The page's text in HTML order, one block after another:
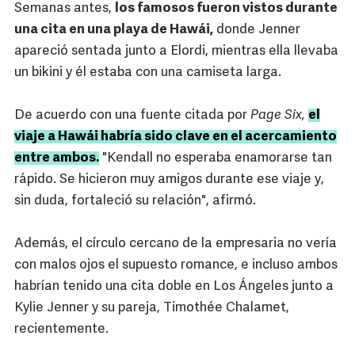
Semanas antes,
los famosos fueron vistos durante
una cita en una playa de Hawái, donde Jenner
apareció sentada junto a Elordi, mientras ella llevaba
un bikini y él estaba con una camiseta larga.
De acuerdo con una fuente citada por Page Six, el
viaje a Hawái habría sido clave en el acercamiento
entre ambos. "Kendall no esperaba enamorarse tan
rápido. Se hicieron muy amigos durante ese viaje y,
sin duda, fortaleció su relación", afirmó.
Además, el círculo cercano de la empresaria no vería
con malos ojos el supuesto romance, e incluso ambos
habrían tenido una cita doble en Los Ángeles junto a
Kylie Jenner y su pareja, Timothée Chalamet,
recientemente.